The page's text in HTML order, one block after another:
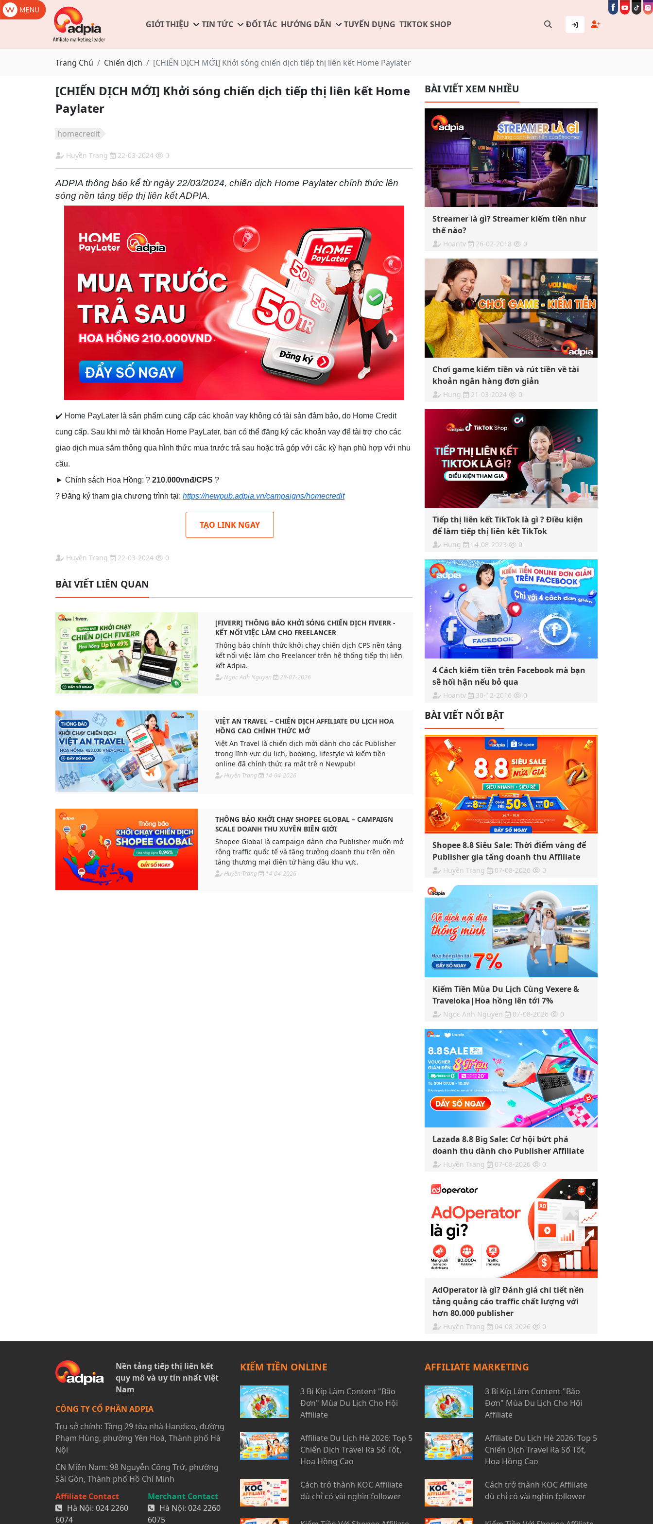
GIỚI THIỆU TIN TỨC ĐỐI TÁC HƯỚNG DẪN TUYỂN DỤNG TIKTOK SHOP
Trang Chủ Chiến dịch [CHIẾN DỊCH MỚI] Khởi sóng chiến dịch tiếp thị liên kết Home Paylater
[CHIẾN DỊCH MỚI] Khởi sóng chiến dịch tiếp thị liên kết Home
Paylater
homecredit
Huyền Trang 22-03-2024 0
ADPIA thông báo kể từ ngày 22/03/2024, chiến dịch Home Paylater chính thức lên
sóng nền tảng tiếp thị liên kết ADPIA.
✔️ Home PayLater là sản phẩm cung cấp các khoản vay không có tài sản đảm bảo, do Home Credit
cung cấp. Sau khi mở tài khoản Home PayLater, bạn có thể đăng ký các khoản vay để tài trợ cho các
giao dịch mua sắm thông qua hình thức mua trước trả sau hoặc trả góp với các kỳ hạn phù hợp với nhu
cầu.
► Chính sách Hoa Hồng: ? 210.000vnđ/CPS ?
? Đăng ký tham gia chương trình tại: https://newpub.adpia.vn/campaigns/homecredit
TẠO LINK NGAY
Huyền Trang 22-03-2024 0
BÀI VIẾT LIÊN QUAN
[FIVERR] THÔNG BÁO KHỞI SÓNG CHIẾN DỊCH FIVERR -
KẾT NỐI VIỆC LÀM CHO FREELANCER
Thông báo chính thức khởi chạy chiến dịch CPS nền tảng
kết nối việc làm cho Freelancer trên hệ thống tiếp thị liên
kết Adpia.
Ngoc Anh Nguyen 28-07-2026
VIỆT AN TRAVEL – CHIẾN DỊCH AFFILIATE DU LỊCH HOA
HỒNG CAO CHÍNH THỨC MỞ
Việt An Travel là chiến dịch mới dành cho các Publisher
trong lĩnh vực du lịch, booking, lifestyle và kiếm tiền
online đã chính thức ra mắt trê n Newpub!
Huyền Trang 14-04-2026
THÔNG BÁO KHỞI CHẠY SHOPEE GLOBAL – CAMPAIGN
SCALE DOANH THU XUYÊN BIÊN GIỚI
Shopee Global là campaign dành cho Publisher muốn mở
rộng traffic quốc tế và tăng trưởng doanh thu trên nền
tảng thương mại điện tử hàng đầu khu vực.
Huyền Trang 14-04-2026
BÀI VIẾT XEM NHIỀU
Streamer là gì? Streamer kiếm tiền như
thế nào?
Hoantv 26-02-2018 0
Chơi game kiếm tiền và rút tiền về tài
khoản ngân hàng đơn giản
Hung 21-03-2024 0
Tiếp thị liên kết TikTok là gì ? Điều kiện
để làm tiếp thị liên kết TikTok
Hung 14-08-2023 0
4 Cách kiếm tiền trên Facebook mà bạn
sẽ hối hận nếu bỏ qua
Hoantv 30-12-2016 0
BÀI VIẾT NỔI BẬT
Shopee 8.8 Siêu Sale: Thời điểm vàng để
Publisher gia tăng doanh thu Affiliate
Huyền Trang 07-08-2026 0
Kiếm Tiền Mùa Du Lịch Cùng Vexere &
Traveloka|Hoa hồng lên tới 7%
Ngoc Anh Nguyen 07-08-2026 0
Lazada 8.8 Big Sale: Cơ hội bứt phá
doanh thu dành cho Publisher Affiliate
Huyền Trang 07-08-2026 0
AdOperator là gì? Đánh giá chi tiết nền
tảng quảng cáo traffic chất lượng với
hơn 80.000 publisher
Huyền Trang 04-08-2026 0
Nền tảng tiếp thị liên kết
quy mô và uy tín nhất Việt
Nam
CÔNG TY CỔ PHẦN ADPIA
Trụ sở chính: Tầng 29 tòa nhà Handico, đường
Phạm Hùng, phường Yên Hoà, Thành phố Hà
Nội
CN Miền Nam: 98 Nguyễn Công Trứ, phường
Sài Gòn, Thành phố Hồ Chí Minh
Affiliate Contact
Hà Nội: 024 2260
6074
Merchant Contact
Hà Nội: 024 2260
6075
KIẾM TIỀN ONLINE
3 Bí Kíp Làm Content "Bão
Đơn" Mùa Du Lịch Cho Hội
Affiliate
Affiliate Du Lịch Hè 2026: Top 5
Chiến Dịch Travel Ra Số Tốt,
Hoa Hồng Cao
Cách trở thành KOC Affiliate
dù chỉ có vài nghìn follower
AFFILIATE MARKETING
3 Bí Kíp Làm Content "Bão
Đơn" Mùa Du Lịch Cho Hội
Affiliate
Affiliate Du Lịch Hè 2026: Top 5
Chiến Dịch Travel Ra Số Tốt,
Hoa Hồng Cao
Cách trở thành KOC Affiliate
dù chỉ có vài nghìn follower